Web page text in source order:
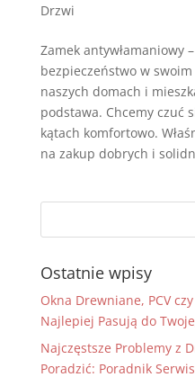
Drzwi
Zamek antywłamaniowy
bezpieczeństwo w
naszych domach i
podstawa. Chcemy czuć
kątach komfortowo.
na zakup dobrych i
Ostatnie wpisy
Okna Drewniane, PCV
Najlepiej Pasują do
Najczęstsze Problemy z
Poradzić: Poradnik